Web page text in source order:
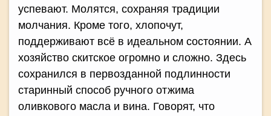
успевают. Молятся, сохраняя традиции
молчания. Кроме того, хлопочут,
поддерживают всё в идеальном состоянии. А
хозяйство скитское огромно и сложно. Здесь
сохранился в первозданной подлинности
старинный способ ручного отжима
оливкового масла и вина. Говорят, что